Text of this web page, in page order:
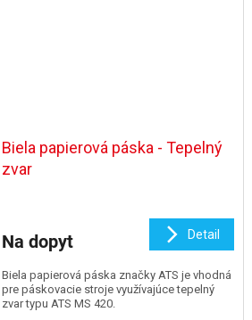
Biela papierová páska - Tepelný
zvar
Na dopyt Detail
Biela papierová páska značky ATS je vhodná
pre páskovacie stroje využívajúce tepelný
zvar typu ATS MS 420.